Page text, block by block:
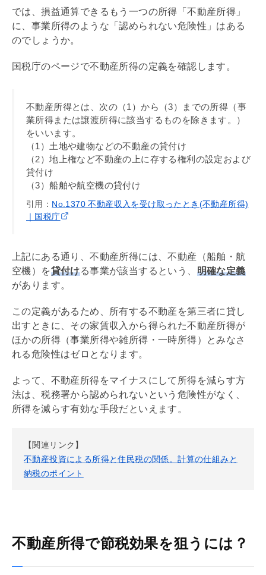
では、損益通算できるもう一つの所得「不動産所得」
に、事業所得のような「認められない危険性」はある
のでしょうか。
国税庁のページで不動産所得の定義を確認します。
不動産所得とは、次の（1）から（3）までの所得（事
業所得または譲渡所得に該当するものを除きます。）
をいいます。
（1）土地や建物などの不動産の貸付け
（2）地上権など不動産の上に存する権利の設定および
貸付け
（3）船舶や航空機の貸付け
引用： No.1370 不動産収入を受け取ったとき(不動産所得)
｜国税庁
上記にある通り、不動産所得には、不動産（船舶・航
空機）を貸付ける事業が該当するという、 明確な定義
があります。
この定義があるため、所有する不動産を第三者に貸し
出すときに、その家賃収入から得られた不動産所得が
ほかの所得（事業所得や雑所得・一時所得）とみなさ
れる危険性はゼロとなります。
よって、不動産所得をマイナスにして所得を減らす方
法は、税務署から認められないという危険性がなく、
所得を減らす有効な手段だといえます。
【関連リンク】
不動産投資による所得と住民税の関係。計算の仕組みと
納税のポイント
不動産所得で節税効果を狙うには？